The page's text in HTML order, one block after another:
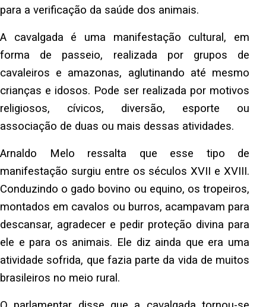
para a verificação da saúde dos animais.
A cavalgada é uma manifestação cultural, em
forma de passeio, realizada por grupos de
cavaleiros e amazonas, aglutinando até mesmo
crianças e idosos. Pode ser realizada por motivos
religiosos, cívicos, diversão, esporte ou
associação de duas ou mais dessas atividades.
Arnaldo Melo ressalta que esse tipo de
manifestação surgiu entre os séculos XVII e XVIII.
Conduzindo o gado bovino ou equino, os tropeiros,
montados em cavalos ou burros, acampavam para
descansar, agradecer e pedir proteção divina para
ele e para os animais. Ele diz ainda que era uma
atividade sofrida, que fazia parte da vida de muitos
brasileiros no meio rural.